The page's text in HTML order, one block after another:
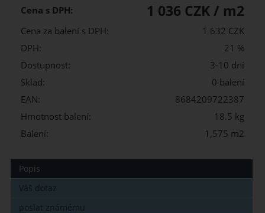
Cena s DPH:
1 036 CZK / m2
Cena za balení s DPH:
1 632 CZK
DPH:
21 %
Dostupnost:
3-10 dní
Sklad:
0 balení
EAN:
8684209722387
Hmotnost balení:
18.5 kg
Balení:
1,575 m2
Popis
Váš dotaz
poslat známému